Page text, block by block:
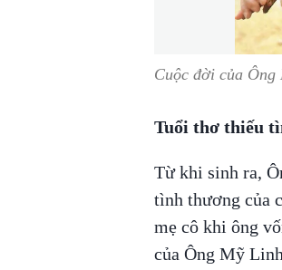
Cuộc đời của
Tuổi thơ thiếu
Từ khi sinh ra,
tình thương của
mẹ cô khi ông
của Ông Mỹ